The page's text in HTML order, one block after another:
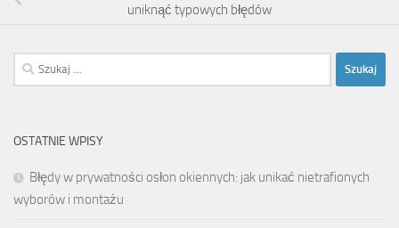
uniknąć typowych błędów
Szukaj:
OSTATNIE WPISY
Błędy w prywatności osłon okiennych: jak unikać nietrafionych
wyborów i montażu